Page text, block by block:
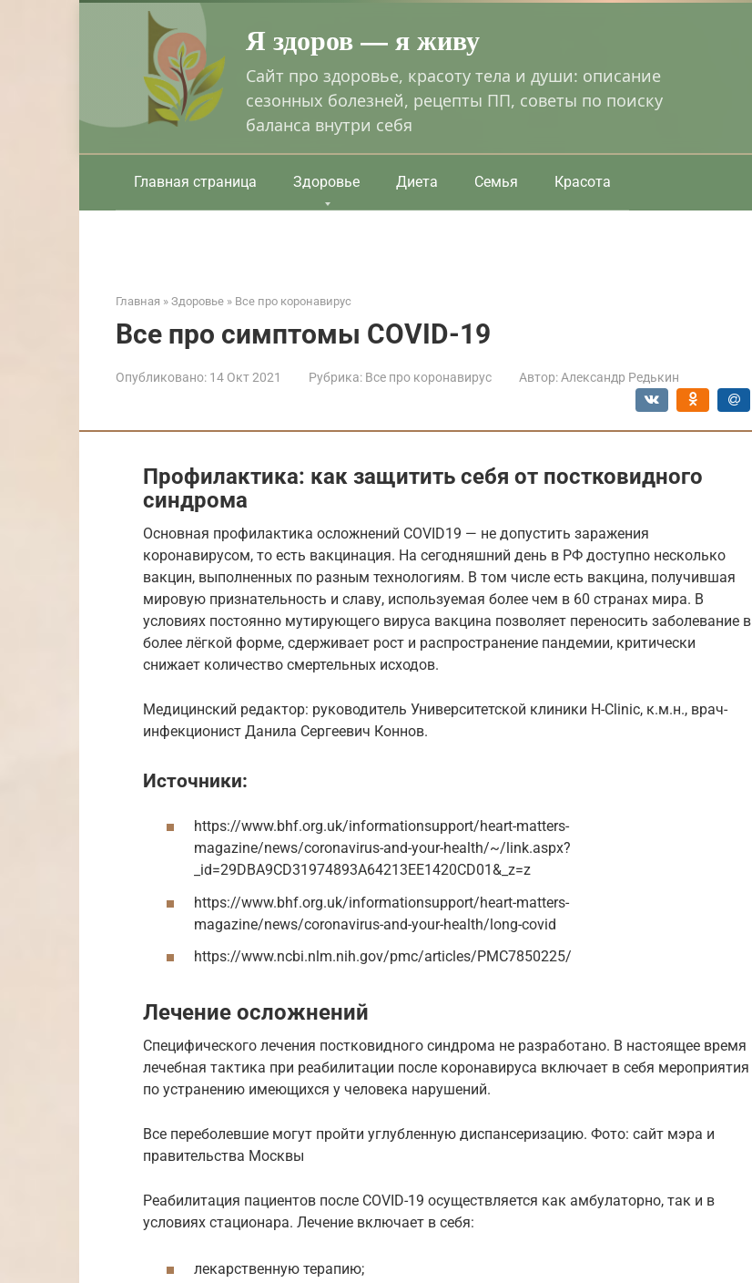
Я здоров — я живу
Сайт про здоровье, красоту тела и души: описание
сезонных болезней, рецепты ПП, советы по поиску
баланса внутри себя
Главная страница Здоровье Диета Семья Красота
Главная » Здоровье » Все про коронавирус
Все про симптомы COVID-19
Опубликовано: 14 Окт 2021 Рубрика: Все про коронавирус Автор: Александр Редькин
Профилактика: как защитить себя от постковидного
синдрома
Основная профилактика осложнений COVID19 — не допустить заражения
коронавирусом, то есть вакцинация. На сегодняшний день в РФ доступно несколько
вакцин, выполненных по разным технологиям. В том числе есть вакцина, получившая
мировую признательность и славу, используемая более чем в 60 странах мира. В
условиях постоянно мутирующего вируса вакцина позволяет переносить заболевание в
более лёгкой форме, сдерживает рост и распространение пандемии, критически
снижает количество смертельных исходов.
Медицинский редактор: руководитель Университетской клиники H-Clinic, к.м.н., врач-
инфекционист Данила Сергеевич Коннов.
Источники:
https://www.bhf.org.uk/informationsupport/heart-matters-
magazine/news/coronavirus-and-your-health/~/link.aspx?
_id=29DBA9CD31974893A64213EE1420CD01&_z=z
https://www.bhf.org.uk/informationsupport/heart-matters-
magazine/news/coronavirus-and-your-health/long-covid
https://www.ncbi.nlm.nih.gov/pmc/articles/PMC7850225/
Лечение осложнений
Специфического лечения постковидного синдрома не разработано. В настоящее время
лечебная тактика при реабилитации после коронавируса включает в себя мероприятия
по устранению имеющихся у человека нарушений.
Все переболевшие могут пройти углубленную диспансеризацию. Фото: сайт мэра и
правительства Москвы
Реабилитация пациентов после COVID-19 осуществляется как амбулаторно, так и в
условиях стационара. Лечение включает в себя:
лекарственную терапию;